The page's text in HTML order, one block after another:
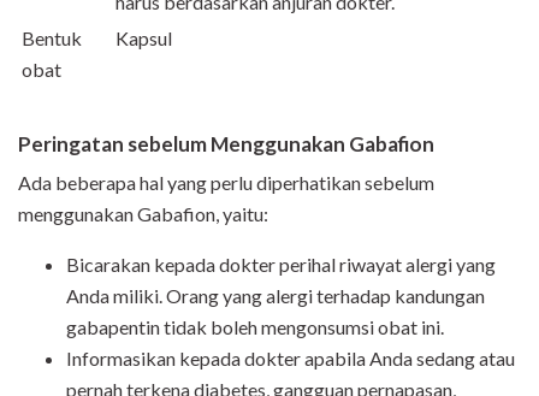
Bentuk
obat
Kapsul
Peringatan sebelum Menggunakan Gabafion
Ada beberapa hal yang perlu diperhatikan sebelum
menggunakan Gabafion, yaitu:
Bicarakan kepada dokter perihal riwayat alergi yang
Anda miliki. Orang yang alergi terhadap kandungan
gabapentin tidak boleh mengonsumsi obat ini.
Informasikan kepada dokter apabila Anda sedang atau
pernah terkena diabetes, gangguan pernapasan,